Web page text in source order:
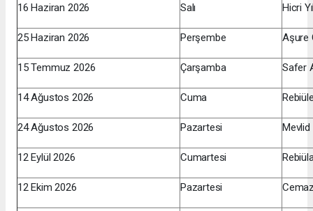
16 Haziran 2026 Salı Hicri
25 Haziran 2026 Perşembe Aşure
15 Temmuz 2026 Çarşamba Safer
14 Ağustos 2026 Cuma
24 Ağustos 2026 Pazartesi Mevlid
12 Eylül 2026 Cumartesi
12 Ekim 2026 Pazartesi